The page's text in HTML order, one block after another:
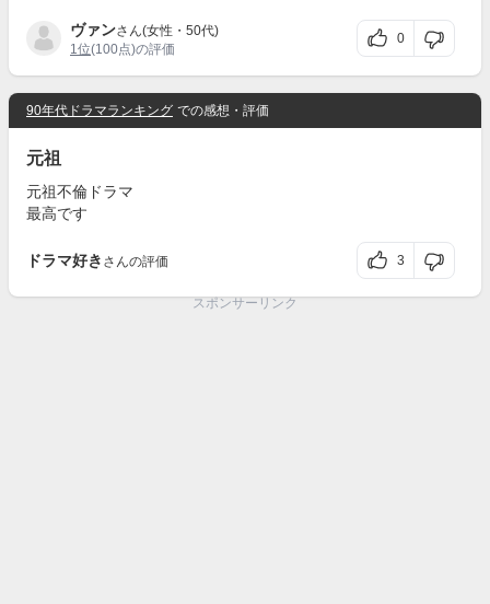
ヴァンさん(女性・50代)
1位(100点)の評価
0
90年代ドラマランキング での感想・評価
元祖
元祖不倫ドラマ
最高です
ドラマ好き さんの評価 3
スポンサーリンク